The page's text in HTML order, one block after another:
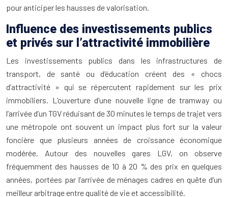
pour anticiper les hausses de valorisation.
Influence des investissements publics
et privés sur l’attractivité immobilière
Les investissements publics dans les infrastructures de
transport, de santé ou d’éducation créent des « chocs
d’attractivité » qui se répercutent rapidement sur les prix
immobiliers. L’ouverture d’une nouvelle ligne de tramway ou
l’arrivée d’un TGV réduisant de 30 minutes le temps de trajet vers
une métropole ont souvent un impact plus fort sur la valeur
foncière que plusieurs années de croissance économique
modérée. Autour des nouvelles gares LGV, on observe
fréquemment des hausses de 10 à 20 % des prix en quelques
années, portées par l’arrivée de ménages cadres en quête d’un
meilleur arbitrage entre qualité de vie et accessibilité.